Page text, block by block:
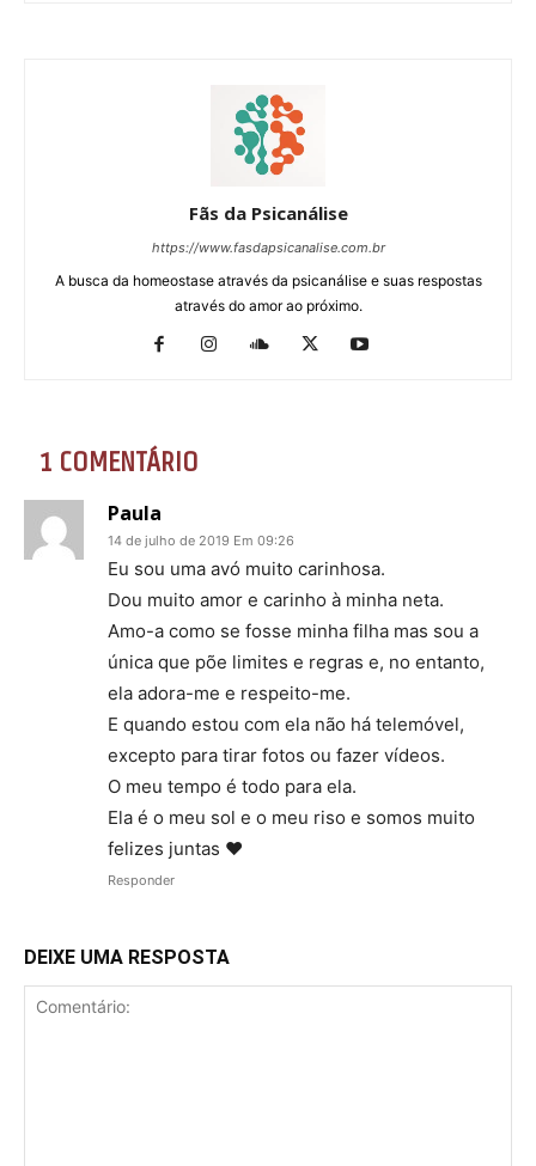
Fãs da Psicanálise
https://www.fasdapsicanalise.com.br
A busca da homeostase através da psicanálise e suas respostas
através do amor ao próximo.
1 COMENTÁRIO
Paula
14 de julho de 2019 Em 09:26
Eu sou uma avó muito carinhosa.
Dou muito amor e carinho à minha neta.
Amo-a como se fosse minha filha mas sou a
única que põe limites e regras e, no entanto,
ela adora-me e respeito-me.
E quando estou com ela não há telemóvel,
excepto para tirar fotos ou fazer vídeos.
O meu tempo é todo para ela.
Ela é o meu sol e o meu riso e somos muito
felizes juntas ♥️
Responder
DEIXE UMA RESPOSTA